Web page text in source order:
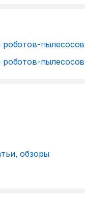
роботов-
роботов-
обзоры